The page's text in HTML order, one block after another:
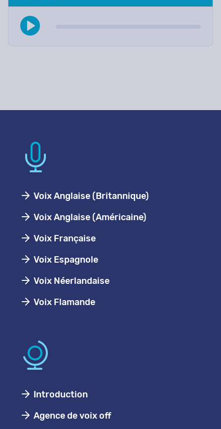
Voix Anglaise (Britannique)
Voix Anglaise (Américaine)
Voix Française
Voix Espagnole
Voix Néerlandaise
Voix Flamande
Introduction
Agence de voix off